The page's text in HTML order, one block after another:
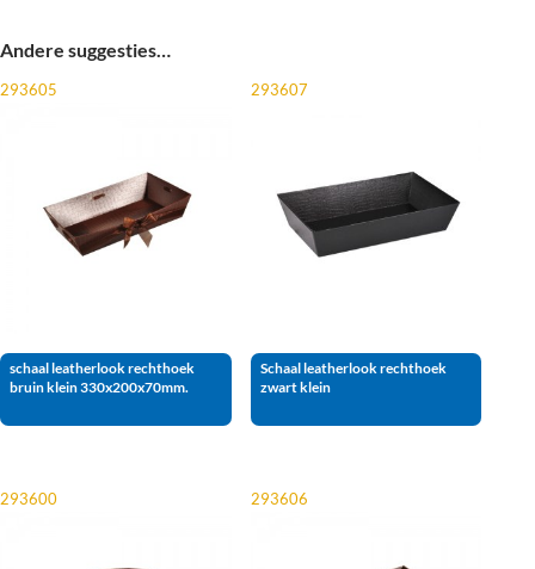
Andere suggesties…
293605
schaal leatherlook rechthoek
bruin klein 330x200x70mm.
293607
Schaal leatherlook rechthoek
zwart klein
293600 293606